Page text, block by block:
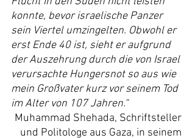
konnte, bevor israelische Panzer
sein Viertel umzingelten. Obwohl er
erst Ende 40 ist, sieht er aufgrund
der Auszehrung durch die von Israel
verursachte Hungersnot so aus wie
mein Großvater kurz vor seinem Tod
im Alter von 107 Jahren.“
Muhammad Shehada, Schriftsteller
und Politologe aus Gaza, in seinem